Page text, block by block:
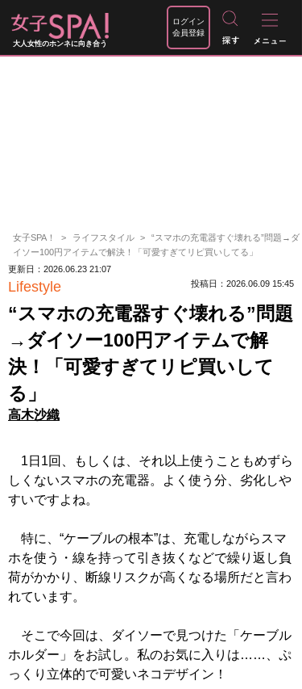
大人女性のホンネに向き合う
ログイン
会員登録
女子SPA！ ライフスタイル
“スマホの充電器すぐ壊れる”問題→ダ
イソー100円アイテムで解決！「可愛すぎてリピ買いしてる」
更新日：2026.06.23 21:07
Lifestyle 投稿日：2026.06.09 15:45
“スマホの充電器すぐ壊れる”問題
→ダイソー100円アイテムで解
決！「可愛すぎてリピ買いして
る」
高木沙織
1日1回、もしくは、それ以上使うこともめずら
しくないスマホの充電器。よく使う分、劣化しや
すいですよね。
特に、“ケーブルの根本”は、充電しながらスマ
ホを使う・線を持って引き抜くなどで繰り返し負
荷がかかり、断線リスクが高くなる場所だと言わ
れています。
そこで今回は、ダイソーで見つけた「ケーブル
ホルダー」をお試し。私のお気に入りは……、ぷ
っくり立体的で可愛いネコデザイン！